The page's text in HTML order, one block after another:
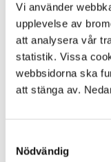
Vi använder
upplevelse av
att analysera vår
statistik. Vissa
webbsidorna ska
att stänga av.
Nödvändig
Alvikenskolans
pedagogisk
finns ...
med barn i
schematider via
Bromölla
Alvikenskolans